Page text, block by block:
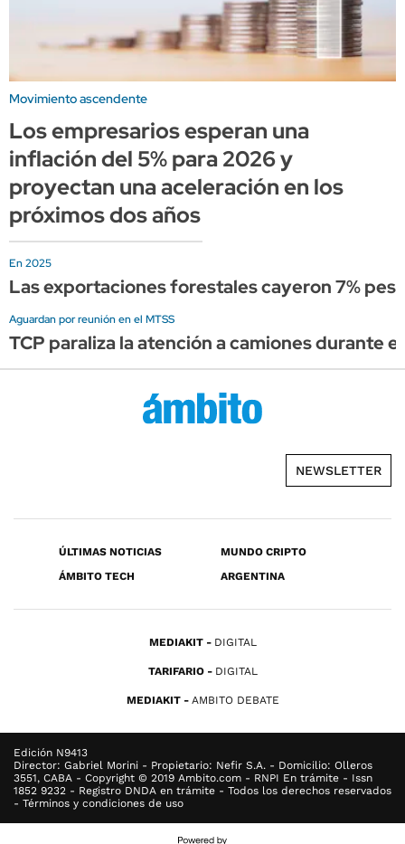
Movimiento ascendente
Los empresarios esperan una
inflación del 5% para 2026 y
proyectan una aceleración en los
próximos dos años
En 2025
Las exportaciones forestales cayeron 7%
Aguardan por reunión en el MTSS
TCP paraliza la atención a camiones durante
NEWSLETTER
ÚLTIMAS NOTICIAS
MUNDO CRIPTO
ÁMBITO TECH
ARGENTINA
MEDIAKIT DIGITAL
TARIFARIO DIGITAL
MEDIAKIT AMBITO DEBATE
Edición N9413
Director: Gabriel Morini - Propietario: Nefir S.A. - Domicilio: Olleros
3551, CABA - Copyright © 2019 Ambito.com - RNPI En trámite - Issn
1852 9232 - Registro DNDA en trámite - Todos los derechos reservados
- Términos y condiciones de uso